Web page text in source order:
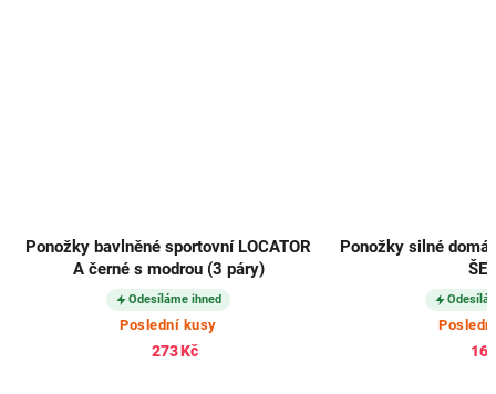
LOCATOR
(3 páry)
Ponožky silné domácí SPACÍ pruhované